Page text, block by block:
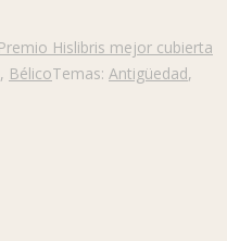
Premio Hislibris mejor cubierta
, BélicoTemas: Antigüedad,